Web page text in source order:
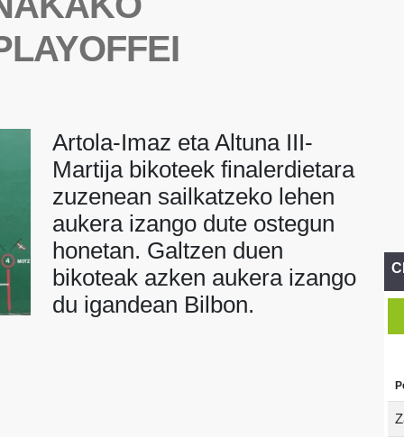
Artola-Imaz eta Altuna III-
Martija bikoteek finalerdietara
zuzenean sailkatzeko lehen
aukera izango dute ostegun
honetan. Galtzen duen
bikoteak azken aukera izango
du igandean Bilbon.